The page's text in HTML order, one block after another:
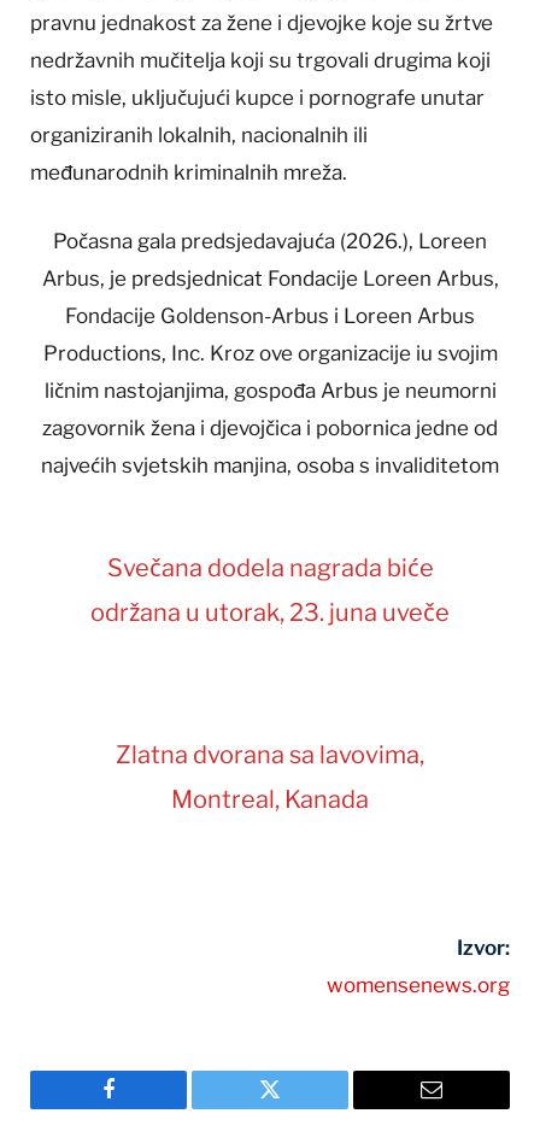
pravnu jednakost za žene i djevojke koje su žrtve
nedržavnih mučitelja koji su trgovali drugima koji
isto misle, uključujući kupce i pornografe unutar
organiziranih lokalnih, nacionalnih ili
međunarodnih kriminalnih mreža.
Počasna gala predsjedavajuća (2026.), Loreen
Arbus, je predsjednicat Fondacije Loreen Arbus,
Fondacije Goldenson-Arbus i Loreen Arbus
Productions, Inc. Kroz ove organizacije iu svojim
ličnim nastojanjima, gospođa Arbus je neumorni
zagovornik žena i djevojčica i pobornica jedne od
najvećih svjetskih manjina, osoba s invaliditetom
Svečana dodela nagrada biće
održana u utorak, 23. juna uveče
Zlatna dvorana sa lavovima,
Montreal, Kanada
Izvor:
womensenews.org
Facebook Twitter Email